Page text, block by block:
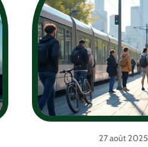
27 août 2025